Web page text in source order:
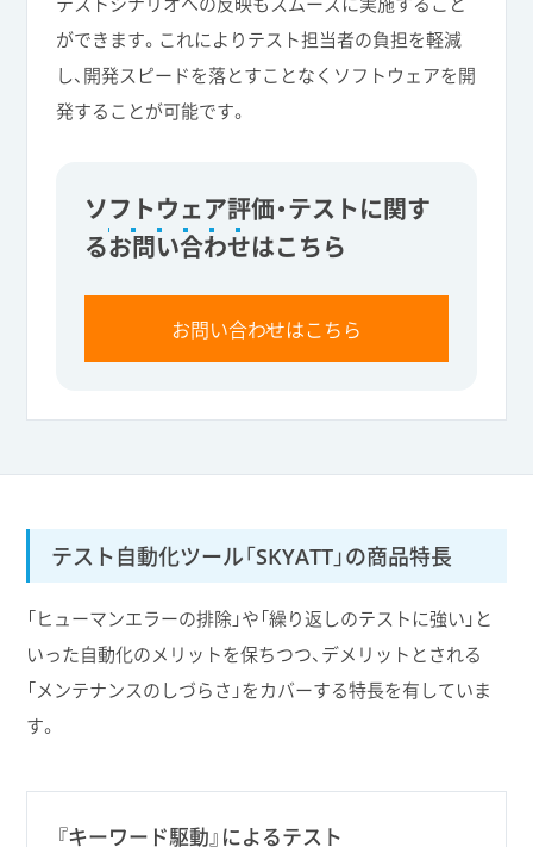
ができます。これによりテスト担当者の負担を軽減
し、開発スピードを落とすことなくソフトウェアを開
発することが可能です。
ソフトウェア評価・テストに関す
るお問い合わせはこちら
お問い合わせはこちら
テスト自動化ツール「SKYATT」の商品特長
「ヒューマンエラーの排除」や「繰り返しのテストに強い」と
いった自動化のメリットを保ちつつ、デメリットとされる
「メンテナンスのしづらさ」をカバーする特長を有していま
す。
『キーワード駆動』によるテスト